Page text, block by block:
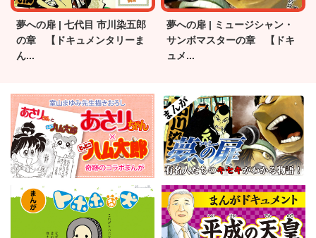
夢への扉 | 七代目 市川染五郎
の章 【ドキュメンタリーま
ん...
夢への扉 | ミュージシャン・
サンボマスターの章 【ドキ
ュメ...